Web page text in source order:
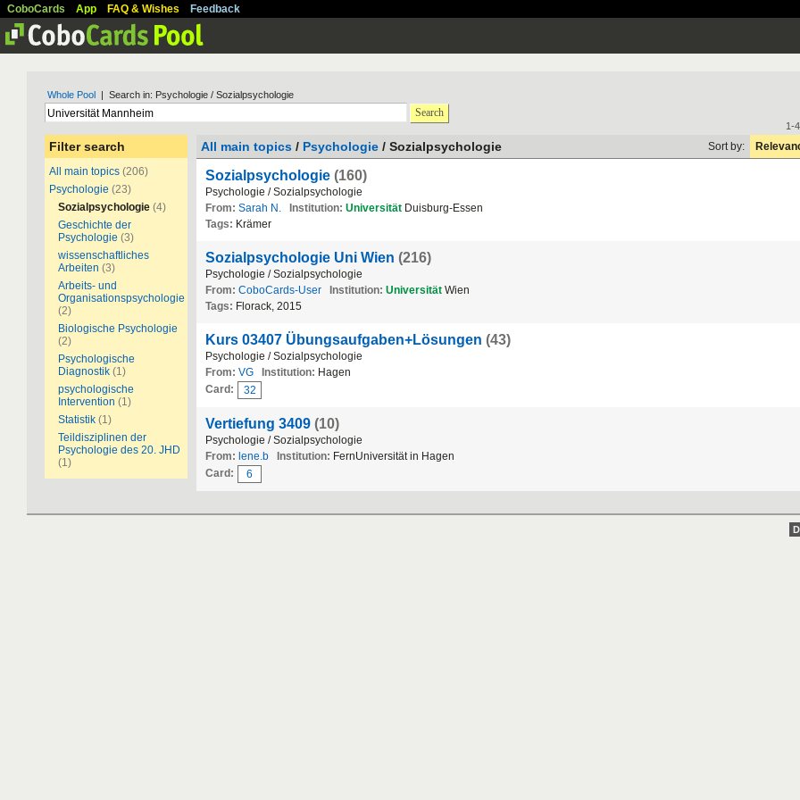
CoboCards App FAQ & Wishes Feedback
Whole Pool | Search in: Psychologie / Sozialpsychologie
Search
Filter search
All main topics (206)
Psychologie (23)
Sozialpsychologie (4)
Geschichte der
Psychologie (3)
wissenschaftliches
Arbeiten (3)
Arbeits- und
Organisationspsychologie
(2)
Biologische Psychologie
(2)
Psychologische
Diagnostik (1)
psychologische
Intervention (1)
Statistik (1)
Teildisziplinen der
Psychologie des 20. JHD
(1)
1-
All main topics / Psychologie / Sozialpsychologie Sort by:
Sozialpsychologie (160)
Psychologie / Sozialpsychologie
From: Sarah N. Institution: Universität Duisburg-Essen
Tags: Krämer
Sozialpsychologie Uni Wien (216)
Psychologie / Sozialpsychologie
From: CoboCards-User Institution: Universität Wien
Tags: Florack, 2015
Kurs 03407 Übungsaufgaben+Lösungen (43)
Psychologie / Sozialpsychologie
From: VG Institution: Hagen
Card:
32
Vertiefung 3409 (10)
Psychologie / Sozialpsychologie
From: lene.b Institution: FernUniversität in Hagen
Card:
6